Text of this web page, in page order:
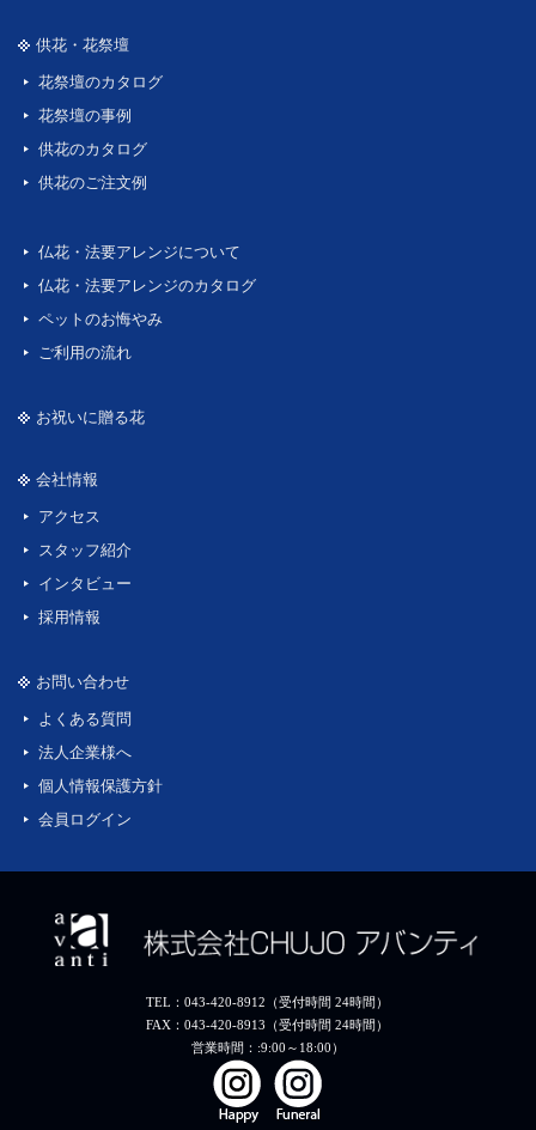
供花・花祭壇
花祭壇のカタログ
花祭壇の事例
供花のカタログ
供花のご注文例
仏花・法要アレンジについて
仏花・法要アレンジのカタログ
ペットのお悔やみ
ご利用の流れ
お祝いに贈る花
会社情報
アクセス
スタッフ紹介
インタビュー
採用情報
お問い合わせ
よくある質問
法人企業様へ
個人情報保護方針
会員ログイン
TEL：043-420-8912（受付時間 24時間）
FAX：043-420-8913（受付時間 24時間）
営業時間：:9:00～18:00）